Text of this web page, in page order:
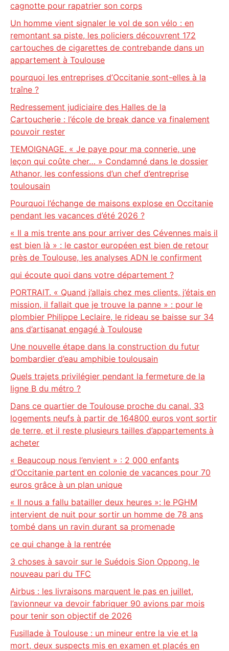
cagnotte pour rapatrier son corps
Un homme vient signaler le vol de son vélo : en
remontant sa piste, les policiers découvrent 172
cartouches de cigarettes de contrebande dans un
appartement à Toulouse
pourquoi les entreprises d’Occitanie sont-elles à la
traîne ?
Redressement judiciaire des Halles de la
Cartoucherie : l’école de break dance va finalement
pouvoir rester
TEMOIGNAGE. « Je paye pour ma connerie, une
leçon qui coûte cher… » Condamné dans le dossier
Athanor, les confessions d’un chef d’entreprise
toulousain
Pourquoi l’échange de maisons explose en Occitanie
pendant les vacances d’été 2026 ?
« Il a mis trente ans pour arriver des Cévennes mais il
est bien là » : le castor européen est bien de retour
près de Toulouse, les analyses ADN le confirment
qui écoute quoi dans votre département ?
PORTRAIT. « Quand j’allais chez mes clients, j’étais en
mission, il fallait que je trouve la panne » : pour le
plombier Philippe Leclaire, le rideau se baisse sur 34
ans d’artisanat engagé à Toulouse
Une nouvelle étape dans la construction du futur
bombardier d’eau amphibie toulousain
Quels trajets privilégier pendant la fermeture de la
ligne B du métro ?
Dans ce quartier de Toulouse proche du canal, 33
logements neufs à partir de 164800 euros vont sortir
de terre, et il reste plusieurs tailles d’appartements à
acheter
« Beaucoup nous l’envient » : 2 000 enfants
d’Occitanie partent en colonie de vacances pour 70
euros grâce à un plan unique
« Il nous a fallu batailler deux heures »: le PGHM
intervient de nuit pour sortir un homme de 78 ans
tombé dans un ravin durant sa promenade
ce qui change à la rentrée
3 choses à savoir sur le Suédois Sion Oppong, le
nouveau pari du TFC
Airbus : les livraisons marquent le pas en juillet,
l’avionneur va devoir fabriquer 90 avions par mois
pour tenir son objectif de 2026
Fusillade à Toulouse : un mineur entre la vie et la
mort, deux suspects mis en examen et placés en